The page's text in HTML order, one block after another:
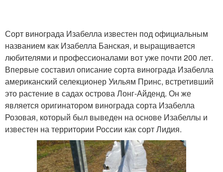
Сорт винограда Изабелла известен под официальным
названием как Изабелла Банская, и выращивается
любителями и профессионалами вот уже почти 200 лет.
Впервые составил описание сорта винограда Изабелла
американский селекционер Уильям Принс, встретивший
это растение в садах острова Лонг-Айденд. Он же
является оригинатором винограда сорта Изабелла
Розовая, который был выведен на основе Изабеллы и
известен на территории России как сорт Лидия.